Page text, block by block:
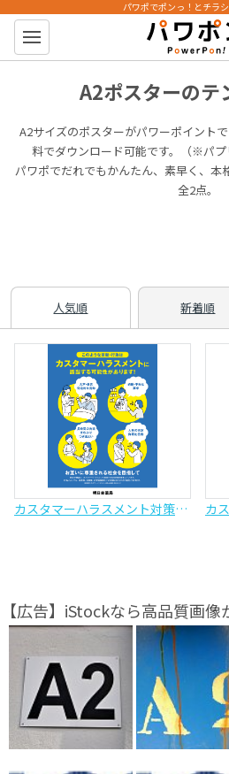
パワポン
パワポでポンっ！とチラ
A2ポスターのテ
A2サイズのポスターがパワーポイント
料でダウンロード可能です。（※パプ
パワポでだれでもかんたん、素早く、本
全2点。
人気順 新着順
カスタマーハラスメント対策ポスター（医療機関・薬局用）
【広告】iStockなら高品質画